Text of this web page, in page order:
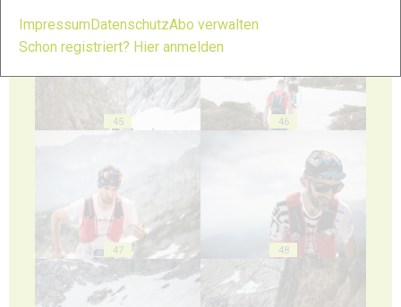
45 46
47 48
ImpressumDatenschutzAbo verwalten
Schon registriert? Hier anmelden